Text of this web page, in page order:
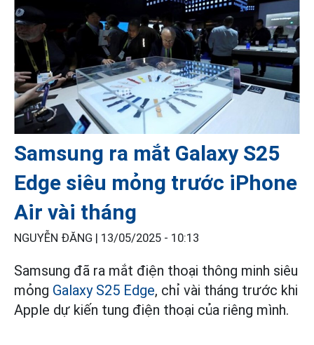
Samsung ra mắt Galaxy S25
Edge siêu mỏng trước iPhone
Air vài tháng
NGUYỄN ĐĂNG | 13/05/2025 - 10:13
Samsung đã ra mắt điện thoại thông minh siêu
mỏng Galaxy S25 Edge, chỉ vài tháng trước khi
Apple dự kiến ​​tung điện thoại của riêng mình.